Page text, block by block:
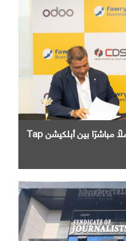
فوري و »سي دي إس« يطلقان تكاملاً مباشرًا بين أبلكيشن Tap